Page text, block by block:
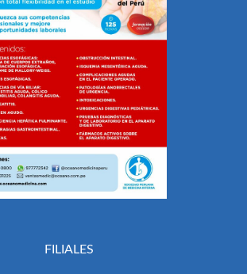
FILIALES